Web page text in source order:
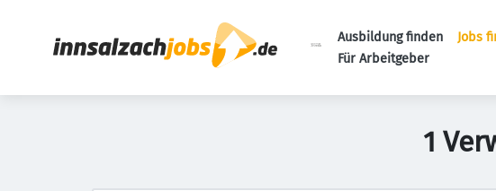
Ausbildung finden Jobs
Für Arbeitgeber
1